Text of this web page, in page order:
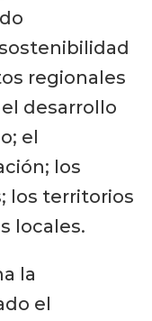
regionales
desarrollo
el
los
los territorios
locales.
la
el